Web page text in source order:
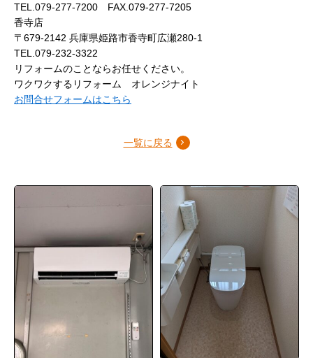
TEL.079-277-7200 FAX.079-277-7205
香寺店
〒679-2142 兵庫県姫路市香寺町広瀬280-1
TEL.079-232-3322
リフォームのことならお任せください。
ワクワクするリフォーム オレンジナイト
お問合せフォームはこちら
一覧に戻る